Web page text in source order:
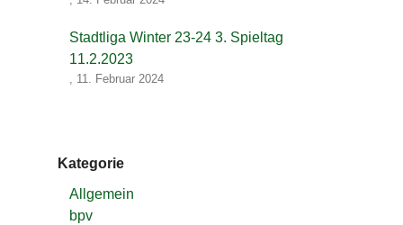
Stadtliga Winter 23-24 3. Spieltag
11.2.2023
, 11. Februar 2024
Kategorie
Allgemein
bpv